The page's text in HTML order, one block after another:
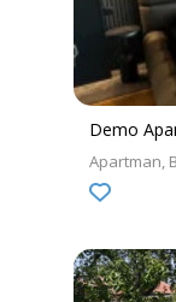
Demo
Apartman